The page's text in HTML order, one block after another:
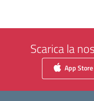
Scarica la
App Store